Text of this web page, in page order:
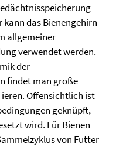
kann das Bienengehirn
allgemeiner
verwendet werden.
der
findet man große
Offensichtlich ist
geknüpft,
wird. Für Bienen
von Futter